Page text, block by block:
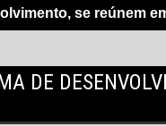
se reúnem
DE